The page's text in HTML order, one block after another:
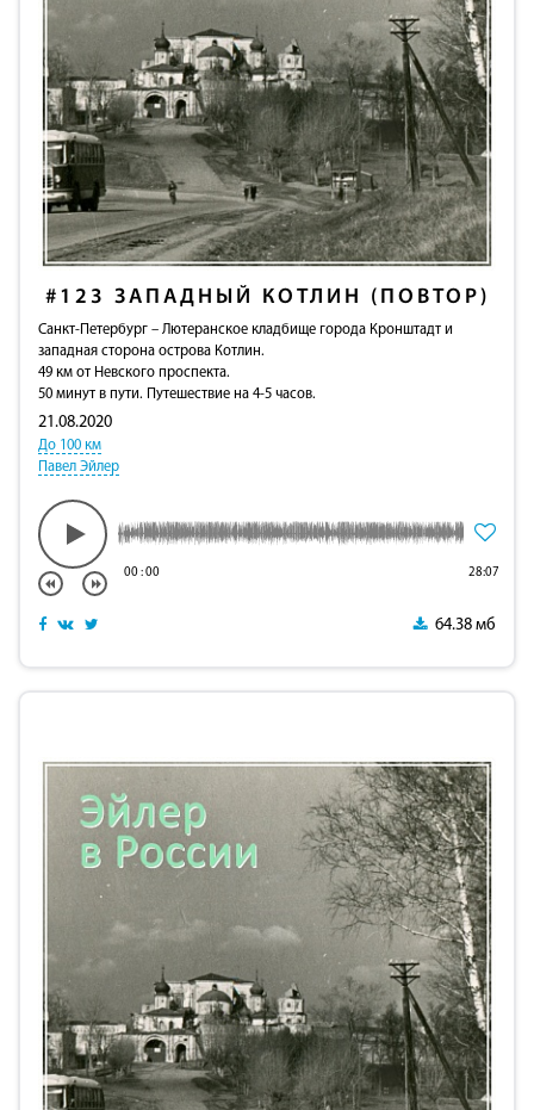
#123 ЗАПАДНЫЙ КОТЛИН (ПОВТОР)
Санкт-Петербург – Лютеранское кладбище города Кронштадт и
западная сторона острова Котлин.
49 км от Невского проспекта.
50 минут в пути. Путешествие на 4-5 часов.
21.08.2020
До 100 км
Павел Эйлер
00:00 28:07
64.38 мб